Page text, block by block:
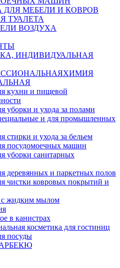
ДЛЯ МЕБЕЛИ И КОВРОВ
ТУАЛЕТА
ВОЗДУХА
ИНДИВИДУАЛЬНАЯ
ХИМИЯ
кухни и пищевой
уборки и ухода за полами
и для промышленных
стирки и ухода за бельем
посудомоечных машин
уборки санитарных
деревянных и паркетных полов
чистки ковровых покрытий и
жидким мылом
в канистрах
косметика для гостиниц
посуды